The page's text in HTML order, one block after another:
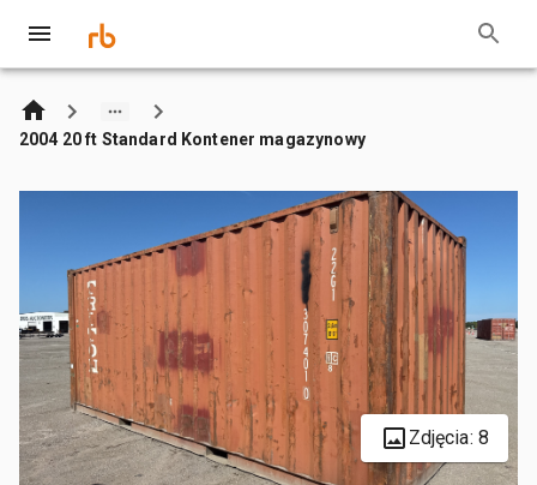
2004 20 ft Standard Kontener magazynowy
Zdjęcia: 8